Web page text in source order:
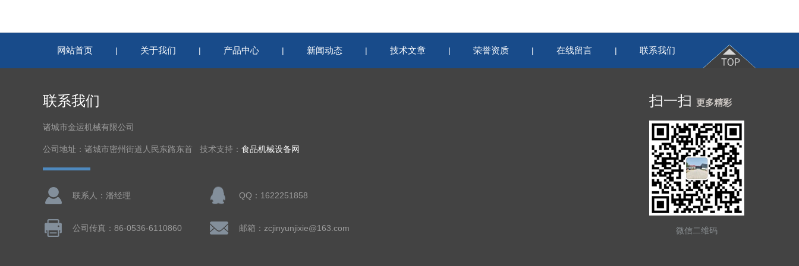
网站首页 | 关于我们 | 产品中心 | 新闻动态 | 技术文章 | 荣誉资质 | 在线留言 | 联系我们
联系我们
诸城市金运机械有限公司
公司地址：诸城市密州街道人民东路东首 技术支持： 食品机械设备网
联系人：潘经理 QQ：1622251858
公司传真：86-0536-6110860 邮箱：zcjinyunjixie@163.com
扫一扫 更多精彩
微信二维码